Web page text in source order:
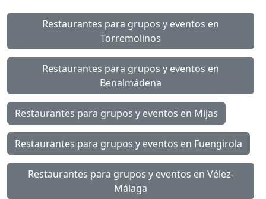
Restaurantes para grupos y eventos en
Torremolinos
Restaurantes para grupos y eventos en
Benalmádena
Restaurantes para grupos y eventos en Mijas
Restaurantes para grupos y eventos en Fuengirola
Restaurantes para grupos y eventos en Vélez-
Málaga